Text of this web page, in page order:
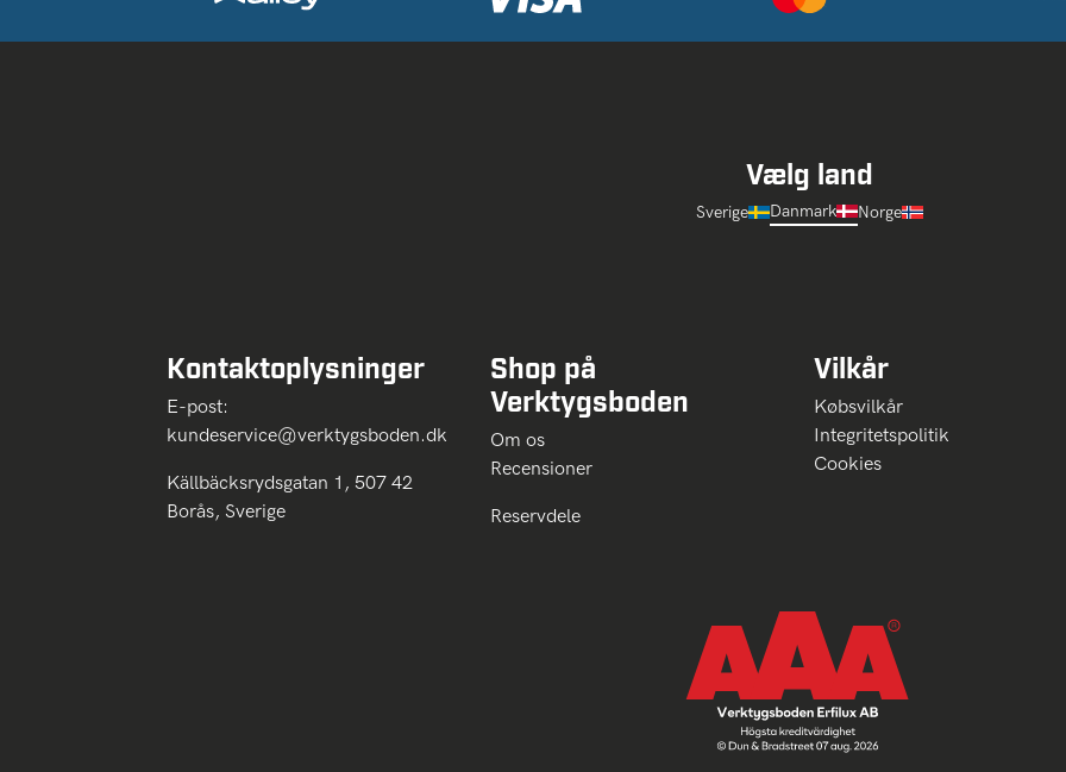
Vælg land
Sverige Danmark Norge
Kontaktoplysninger
E-post:
kundeservice@verktygsboden.dk
Källbäcksrydsgatan 1, 507 42
Borås, Sverige
Shop på
Verktygsboden
Om os
Recensioner
Reservdele
Vilkår
Købsvilkår
Integritetspolitik
Cookies